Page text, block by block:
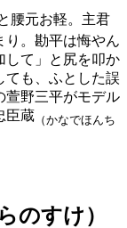
腰元お軽。主君
り。勘平は悔やん
して」と尻を叩か
ても、ふとした誤
萱野三平がモデル
臣蔵 （かなでほんち
のすけ）